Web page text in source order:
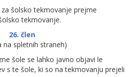
šolsko tekmovanje prejme
tekmovanje.
26. člen
na spletnih straneh)
šole se lahko javno objavi le
s te šole, ki so na tekmovanju prejeli